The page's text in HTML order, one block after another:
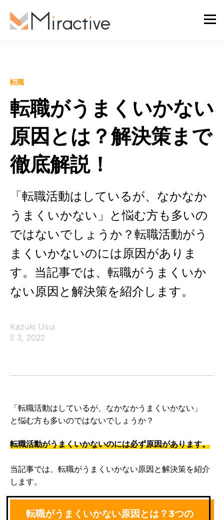
転職
転職がうまくいかない
原因とは？解決策まで
徹底解説！
「転職活動はしているが、なかなか
うまくいかない」と悩む方も多いの
ではないでしょうか？転職活動がう
まくいかないのには原因がありま
す。当記事では、転職がうまくいか
ない原因と解決策を紹介します。
Kazuki Usui
5 3, 2022
「転職活動はしているが、なかなかうまくいかない」
と悩む方も多いのではないでしょうか？
転職活動がうまくいかないのには必ず原因があります。
当記事では、転職がうまくいかない原因と解決策を紹介
します。
転職がうまくいかない原因とは？3つの